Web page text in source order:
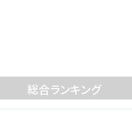
総合ランキング